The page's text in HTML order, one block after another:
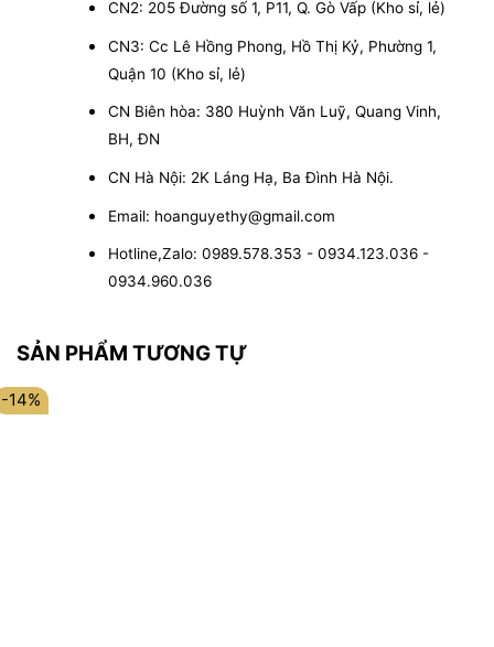
CN2: 205 Đường số 1, P11, Q. Gò Vấp (Kho sỉ, lẻ)
CN3: Cc Lê Hồng Phong, Hồ Thị Kỷ, Phường 1,
Quận 10 (Kho sỉ, lẻ)
CN Biên hòa: 380 Huỳnh Văn Luỹ, Quang Vinh,
BH, ĐN
CN Hà Nội: 2K Láng Hạ, Ba Đình Hà Nội.
Email: hoanguyethy@gmail.com
Hotline,Zalo: 0989.578.353 - 0934.123.036 -
0934.960.036
SẢN PHẨM TƯƠNG TỰ
-14%